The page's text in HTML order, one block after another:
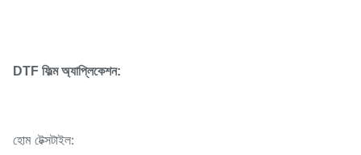
DTF ফিল্ম অ্যাপ্লিকেশন:
হোম টেক্সটাইল: